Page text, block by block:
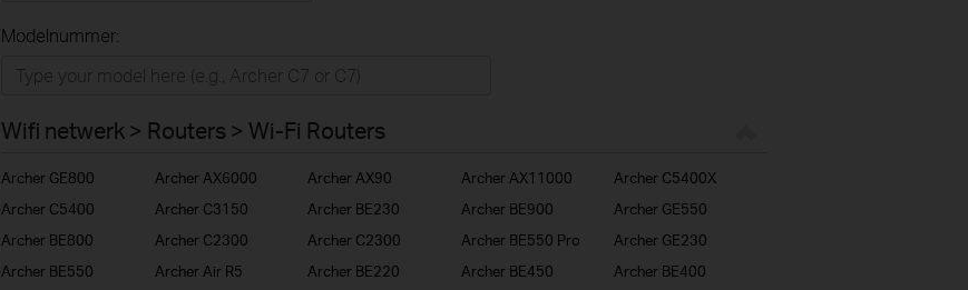
Business
Voor Service Providers
Modelnummer:
Wifi netwerk > Routers > Wi-Fi Routers
Archer GE800 Archer AX6000 Archer AX90 Archer AX11000
Archer C5400X
Archer C5400
Archer C3150 Archer BE230 Archer BE900
Archer GE550
Archer BE800
Archer C2300 Archer C2300 Archer BE550 Pro
Archer GE230
Archer BE550
Archer Air R5 Archer BE220 Archer BE450
Archer BE400